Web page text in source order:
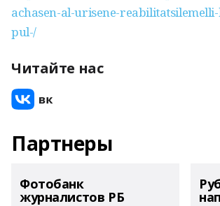
achasen-al-urisene-
pul-/
Читайте нас
Партнеры
Фотобанк
журналистов РБ